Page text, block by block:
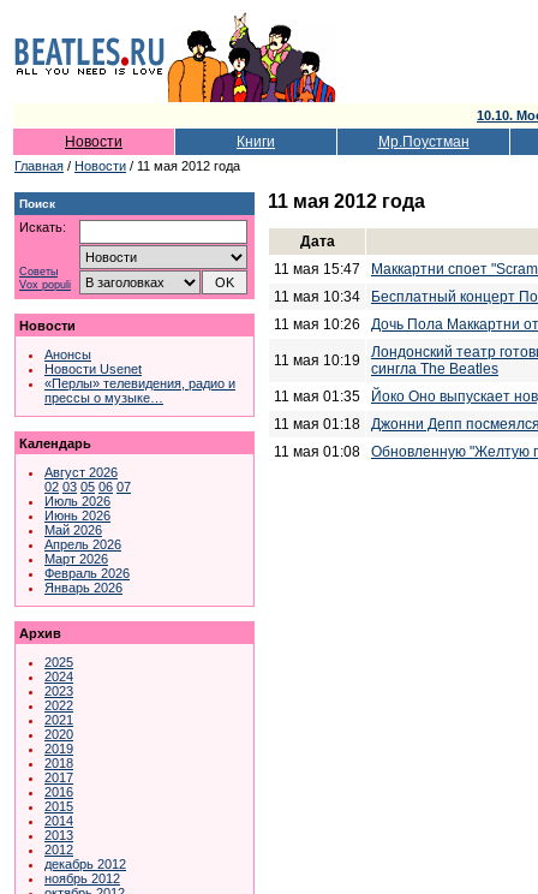
10.10.
Новости Книги Мр.Поустман
Главная / Новости / 11 мая 2012 года
Поиск
Искать:
Советы
Vox populi
Новости
Анонсы
Новости Usenet
«Перлы» телевидения, радио и
прессы о музыке…
Календарь
Август 2026
02 03 05 06 07
Июль 2026
Июнь 2026
Май 2026
Апрель 2026
Март 2026
Февраль 2026
Январь 2026
Архив
2025
2024
2023
2022
2021
2020
2019
2018
2017
2016
2015
2014
2013
2012
декабрь 2012
ноябрь 2012
11 мая 2012 года
Дата
11 мая 15:47
Маккартни споет
11 мая 10:34
Бесплатный концерт
11 мая 10:26
Дочь Пола Маккартни
11 мая 10:19
Лондонский театр
сингла The Beatles
11 мая 01:35
Йоко Оно выпускает
11 мая 01:18
Джонни Депп
11 мая 01:08
Обновленную "Желтую